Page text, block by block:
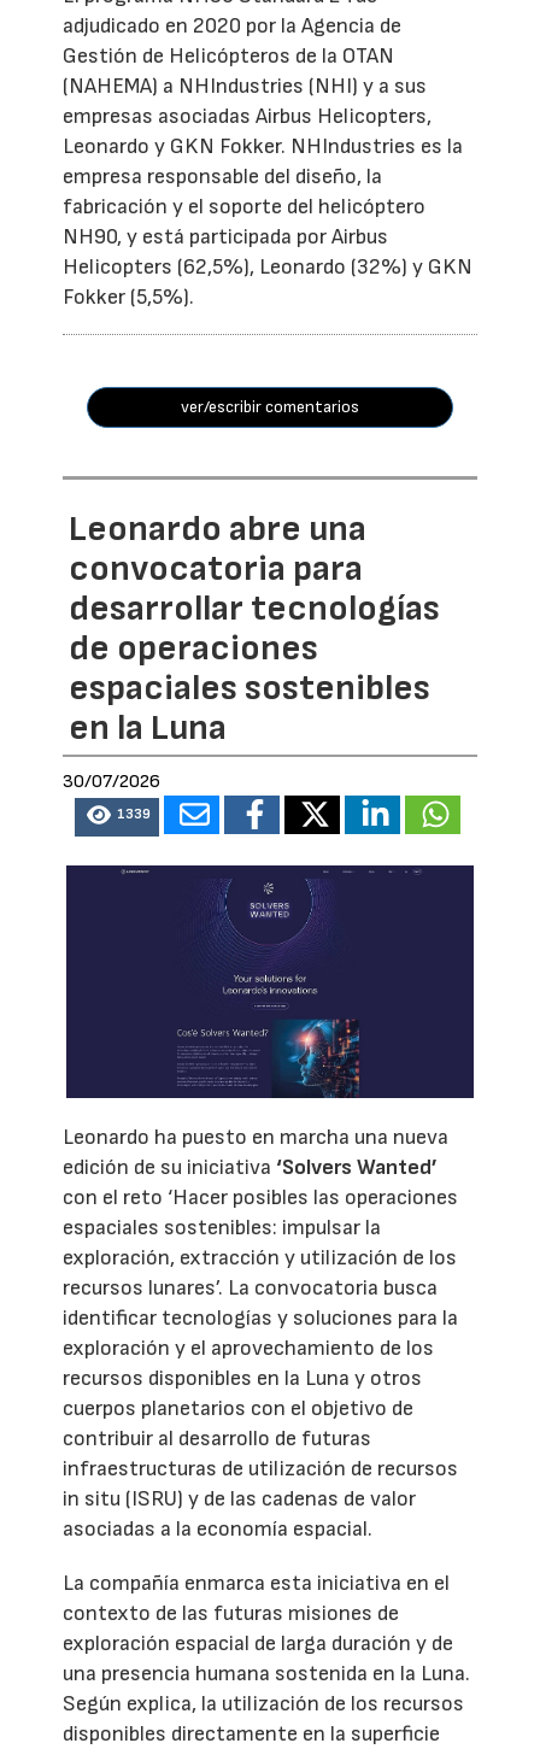
adjudicado en 2020 por la Agencia de
Gestión de Helicópteros de la OTAN
(NAHEMA) a NHIndustries (NHI) y a sus
empresas asociadas Airbus Helicopters,
Leonardo y GKN Fokker. NHIndustries es la
empresa responsable del diseño, la
fabricación y el soporte del helicóptero
NH90, y está participada por Airbus
Helicopters (62,5%), Leonardo (32%) y GKN
Fokker (5,5%).
ver/escribir comentarios
Leonardo abre una
convocatoria para
desarrollar tecnologías
de operaciones
espaciales sostenibles
en la Luna
30/07/2026
1339
Leonardo ha puesto en marcha una nueva
edición de su iniciativa ‘Solvers Wanted’
con el reto ‘Hacer posibles las operaciones
espaciales sostenibles: impulsar la
exploración, extracción y utilización de los
recursos lunares’. La convocatoria busca
identificar tecnologías y soluciones para la
exploración y el aprovechamiento de los
recursos disponibles en la Luna y otros
cuerpos planetarios con el objetivo de
contribuir al desarrollo de futuras
infraestructuras de utilización de recursos
in situ (ISRU) y de las cadenas de valor
asociadas a la economía espacial.
La compañía enmarca esta iniciativa en el
contexto de las futuras misiones de
exploración espacial de larga duración y de
una presencia humana sostenida en la Luna.
Según explica, la utilización de los recursos
disponibles directamente en la superficie